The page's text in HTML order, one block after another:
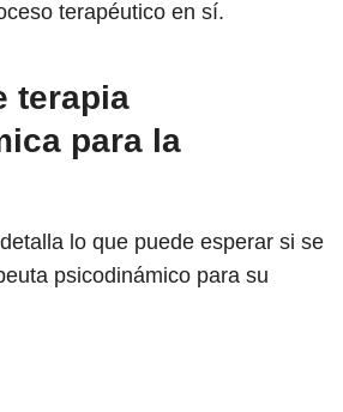
terapéutico en sí.
terapia
para la
lo que puede esperar si se
psicodinámico para su